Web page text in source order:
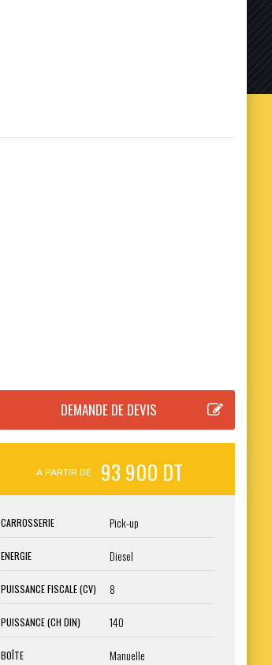
A PARTIR DE 93 900 DT
CARROSSERIE Pick-up
ENERGIE Diesel
PUISSANCE FISCALE (CV) 8
PUISSANCE (CH DIN) 140
BOÎTE Manuelle